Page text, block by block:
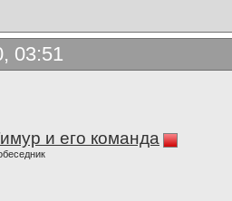
03:51
и его команда